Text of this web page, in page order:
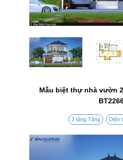
Mẫu biệt thự nhà vườn
2 tầng Tầng Diện